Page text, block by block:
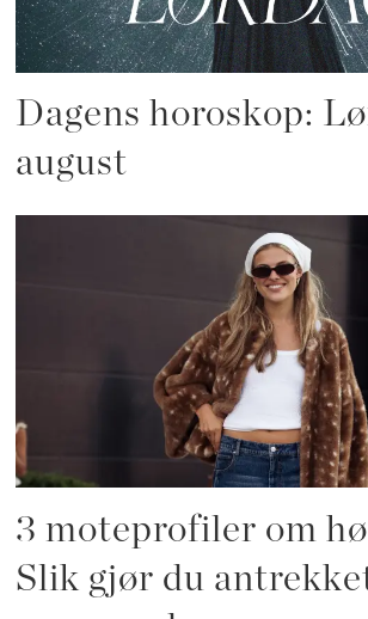
Dagens horoskop:
august
3 moteprofiler om
Slik gjør du